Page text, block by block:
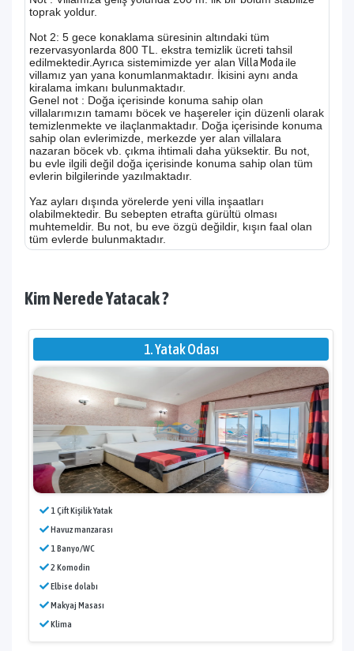
toprak yoldur.
Not 2: 5 gece konaklama süresinin altındaki tüm
rezervasyonlarda 800 TL. ekstra temizlik ücreti tahsil
edilmektedir.Ayrıca sistemimizde yer alan Villa Moda ile
villamız yan yana konumlanmaktadır. İkisini aynı anda
kiralama imkanı bulunmaktadır.
Genel not : Doğa içerisinde konuma sahip olan
villalarımızın tamamı böcek ve haşereler için düzenli olarak
temizlenmekte ve ilaçlanmaktadır. Doğa içerisinde konuma
sahip olan evlerimizde, merkezde yer alan villalara
nazaran böcek vb. çıkma ihtimali daha yüksektir. Bu not,
bu evle ilgili değil doğa içerisinde konuma sahip olan tüm
evlerin bilgilerinde yazılmaktadır.
Yaz ayları dışında yörelerde yeni villa inşaatları
olabilmektedir. Bu sebepten etrafta gürültü olması
muhtemeldir. Bu not, bu eve özgü değildir, kışın faal olan
tüm evlerde bulunmaktadır.
Kim Nerede Yatacak ?
1. Yatak Odası
1 Çift Kişilik Yatak
Havuz manzarası
1 Banyo/WC
2 Komodin
Elbise dolabı
Makyaj Masası
Klima